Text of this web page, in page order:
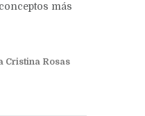
más
Cristina Rosas